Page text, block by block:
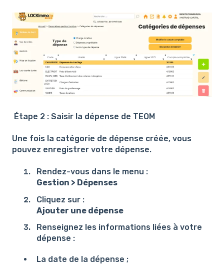
Étape 2 : Saisir la dépense de TEOM
Une fois la catégorie de dépense créée, vous
pouvez enregistrer votre dépense.
Rendez-vous dans le menu :
Gestion > Dépenses
Cliquez sur :
Ajouter une dépense
Renseignez les informations liées à votre
dépense :
La date de la dépense ;